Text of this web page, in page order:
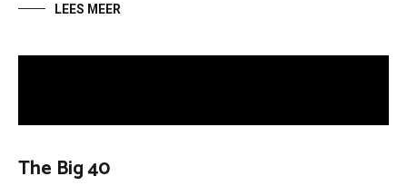
LEES MEER
The Big 40